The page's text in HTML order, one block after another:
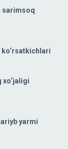
sarimsoq
yarmi